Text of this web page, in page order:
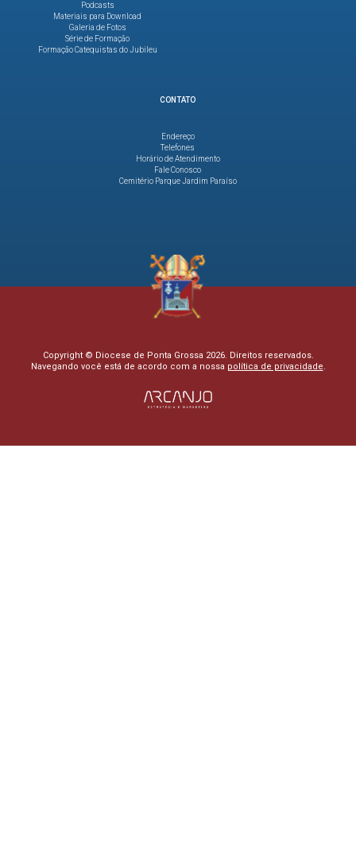
Podcasts
Materiais para Download
Galeria de Fotos
Série de Formação
Formação Catequistas do Jubileu
CONTATO
Endereço
Telefones
Horário de Atendimento
Fale Conosco
Cemitério Parque Jardim Paraíso
Copyright © Diocese de Ponta Grossa 2026. Direitos reservados.
Navegando você está de acordo com a nossa política de privacidade.